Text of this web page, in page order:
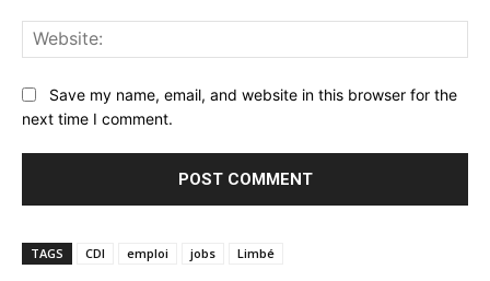
Save my name, email, and website in this browser for the
next time I comment.
TAGS CDI emploi jobs Limbé